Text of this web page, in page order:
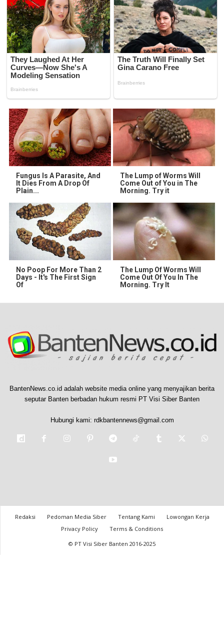
Fungus Is A Parasite, And
It Dies From A Drop Of
Plain...
The Lump of Worms Will
Come Out of You in The
Morning. Try it
No Poop For More Than 2
Days - It's The First Sign
Of
The Lump Of Worms Will
Come Out Of You In The
Morning. Try It
BantenNews.co.id adalah website media online yang menyajikan berita
seputar Banten berbadan hukum resmi PT Visi Siber Banten
Hubungi kami: rdkbantennews@gmail.com
Redaksi Pedoman Media Siber Tentang Kami
Lowongan Kerja
Privacy Policy
Terms & Conditions
© PT Visi Siber Banten 2016-2025